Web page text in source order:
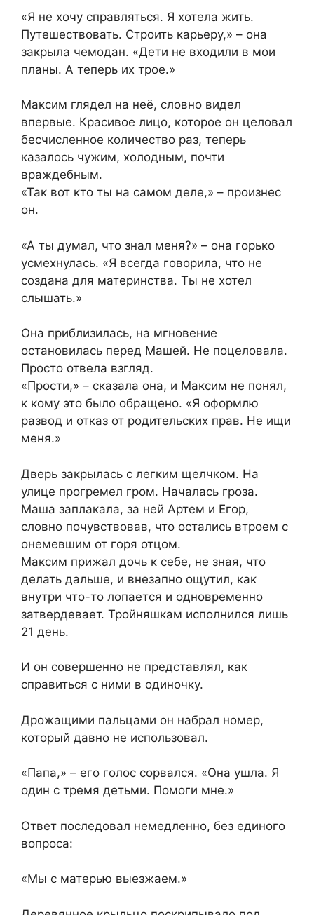
«Я не хочу справляться. Я хотела жить.
Путешествовать. Строить карьеру,» – она
закрыла чемодан. «Дети не входили в мои
планы. А теперь их трое.»
Максим глядел на неё, словно видел
впервые. Красивое лицо, которое он целовал
бесчисленное количество раз, теперь
казалось чужим, холодным, почти
враждебным.
«Так вот кто ты на самом деле,» – произнес
он.
«А ты думал, что знал меня?» – она горько
усмехнулась. «Я всегда говорила, что не
создана для материнства. Ты не хотел
слышать.»
Она приблизилась, на мгновение
остановилась перед Машей. Не поцеловала.
Просто отвела взгляд.
«Прости,» – сказала она, и Максим не понял,
к кому это было обращено. «Я оформлю
развод и отказ от родительских прав. Не ищи
меня.»
Дверь закрылась с легким щелчком. На
улице прогремел гром. Началась гроза.
Маша заплакала, за ней Артем и Егор,
словно почувствовав, что остались втроем с
онемевшим от горя отцом.
Максим прижал дочь к себе, не зная, что
делать дальше, и внезапно ощутил, как
внутри что-то лопается и одновременно
затвердевает. Тройняшкам исполнился лишь
21 день.
И он совершенно не представлял, как
справиться с ними в одиночку.
Дрожащими пальцами он набрал номер,
который давно не использовал.
«Папа,» – его голос сорвался. «Она ушла. Я
один с тремя детьми. Помоги мне.»
Ответ последовал немедленно, без единого
вопроса:
«Мы с матерью выезжаем.»